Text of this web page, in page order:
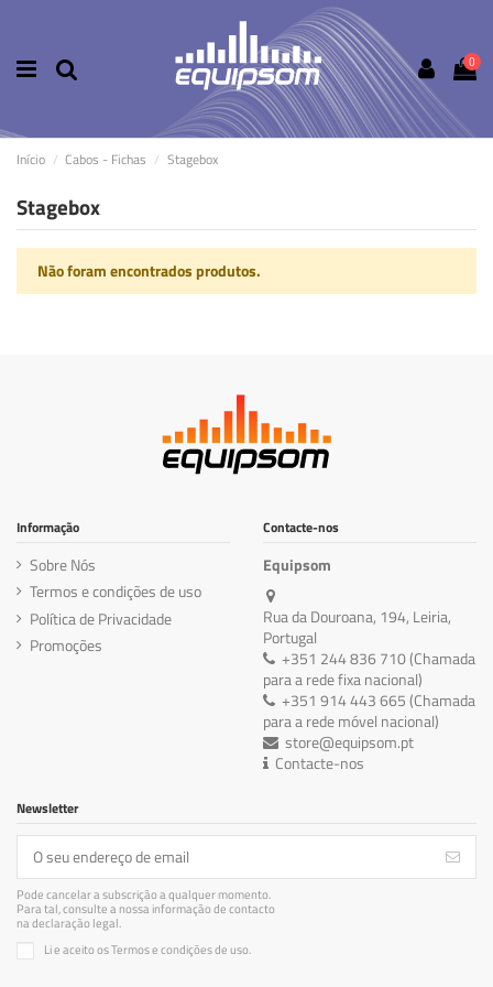
0
Início Cabos - Fichas Stagebox
Stagebox
Não foram encontrados produtos.
Informação
Sobre Nós
Termos e condições de uso
Política de Privacidade
Promoções
Contacte-nos
Equipsom
Rua da Douroana, 194, Leiria,
Portugal
+351 244 836 710 (Chamada
para a rede fixa nacional)
+351 914 443 665 (Chamada
para a rede móvel nacional)
store@equipsom.pt
Contacte-nos
Newsletter
Pode cancelar a subscrição a qualquer momento.
Para tal, consulte a nossa informação de contacto
na declaração legal.
Li e aceito os Termos e condições de uso.